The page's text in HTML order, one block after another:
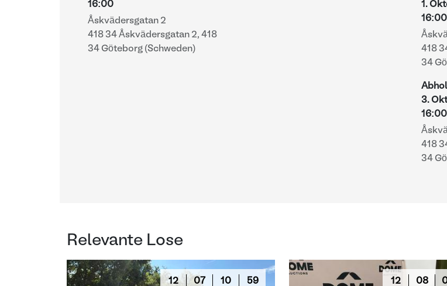
16:00
Åskvädersgatan 2
418 34 Åskvädersgatan 2, 418
34 Göteborg (Schweden)
1.
16:00
418
34
3.
16:00
418
34
Relevante Lose
12 07 10 58 12 08